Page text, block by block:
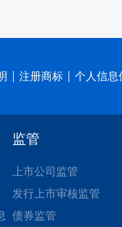
注册商标 个人信息
监管
上市公司监管
发行上市审核监管
债券监管